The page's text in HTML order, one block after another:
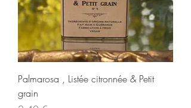
Palmarosa , Listée citronnée & Petit
grain